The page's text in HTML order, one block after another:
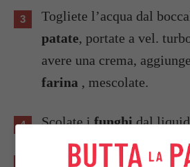
Togliete l’acqua dal
patate, portate a vel.
avere una crema,
farina , mescolate.
Scolate ifunghidal
Imburrate una teglia e